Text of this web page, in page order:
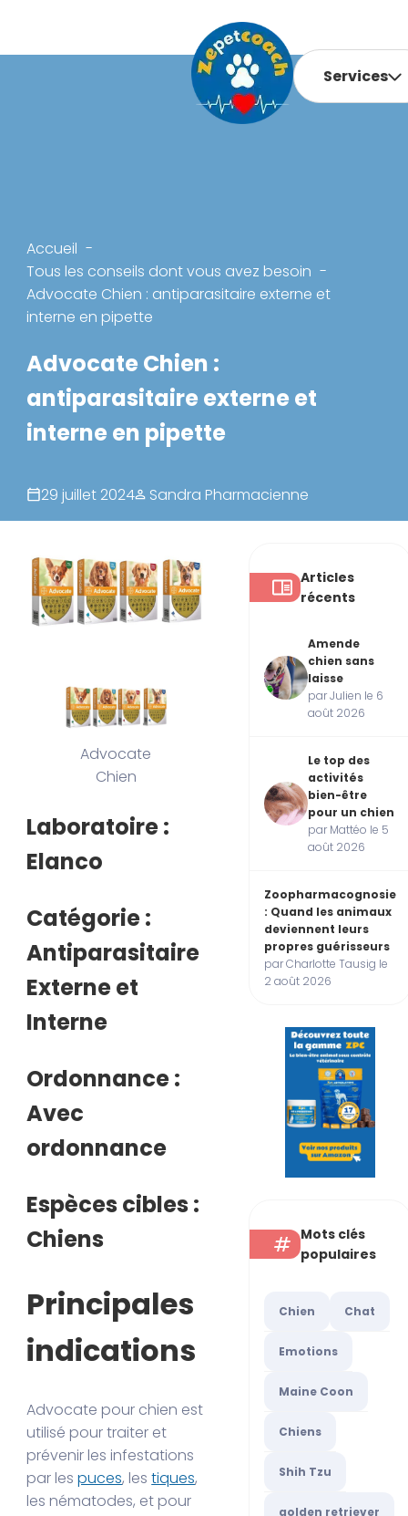
Services
Accueil
Tous les conseils dont vous avez besoin
Advocate Chien : antiparasitaire externe et
interne en pipette
Advocate Chien :
antiparasitaire externe et
interne en pipette
29 juillet 2024 Sandra Pharmacienne
Advocate
Chien
Laboratoire :
Elanco
Catégorie :
Antiparasitaire
Externe et
Interne
Ordonnance :
Avec
ordonnance
Espèces cibles :
Chiens
Principales
indications
Advocate pour chien est
utilisé pour traiter et
prévenir les infestations
par lespuces, lestiques,
les nématodes, et pour
Articles
récents
Amende
chien sans
laisse
par Julien le 6
août 2026
Le top des
activités
bien-être
pour un chien
par Mattéo le 5
août 2026
Zoopharmacognosie
: Quand les animaux
deviennent leurs
propres guérisseurs
par Charlotte Tausig le
2 août 2026
Mots clés
populaires
Chien Chat
Emotions
Maine Coon
Chiens
Shih Tzu
golden retriever